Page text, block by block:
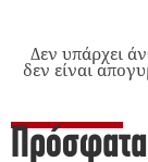
Δεν υπάρχει
δεν είναι